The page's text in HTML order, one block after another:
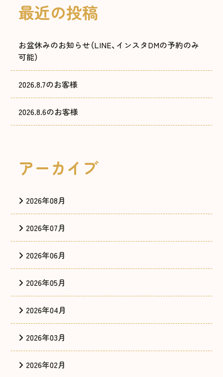
最近の投稿
お盆休みのお知らせ（LINE、インスタDMの予約のみ
可能）
2026.8.7のお客様
2026.8.6のお客様
アーカイブ
2026年08月
2026年07月
2026年06月
2026年05月
2026年04月
2026年03月
2026年02月